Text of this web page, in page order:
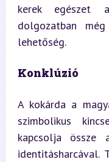
kerek egészet
dolgozatban
lehetőség.
Konklúzió
A kokárda a
szimbolikus
kapcsolja
identitásharcával.